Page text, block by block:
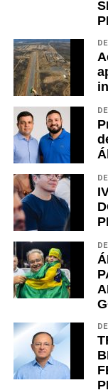
resultados
previdenciários
revelou passivos,
pagar e 46 obras
delas sob
Embora o plano
cem primeiros
uma projeção
de prioridades. A
condicionada à
questão de como
expandir
orçamentários
das contas